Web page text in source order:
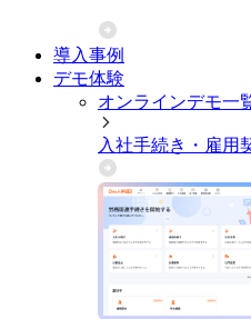
導入事例
デモ体験
オンラインデモ一
入社手続き・雇用